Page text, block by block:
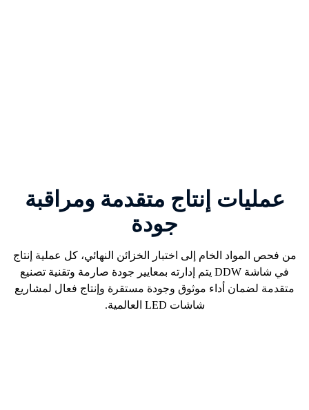
عمليات إنتاج متقدمة ومراقبة
جودة
من فحص المواد الخام إلى اختبار الخزائن النهائي، كل عملية إنتاج
في شاشة DDW
يتم إدارته بمعايير جودة صارمة وتقنية تصنيع
متقدمة لضمان أداء موثوق وجودة مستقرة وإنتاج فعال لمشاريع
شاشات LED العالمية.